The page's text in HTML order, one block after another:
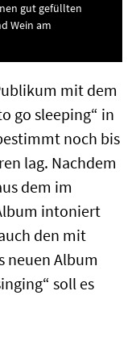
gut gefüllten
Wein am
mit dem
go sleeping“ in
noch bis
lag. Nachdem
dem im
intoniert
den mit
neuen Album
soll es